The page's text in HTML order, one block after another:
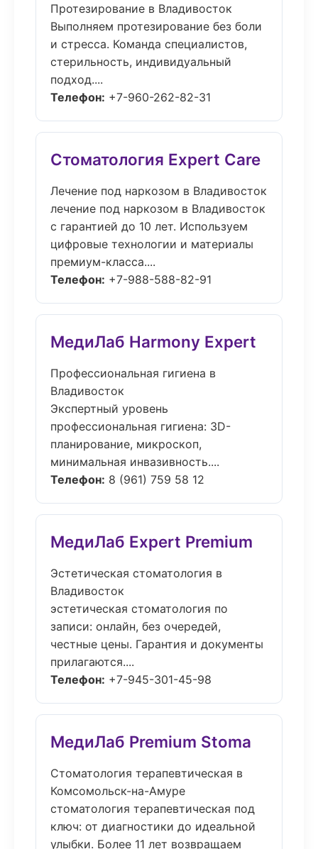
Протезирование в Владивосток
Выполняем протезирование без боли
и стресса. Команда специалистов,
стерильность, индивидуальный
подход....
Телефон: +7-960-262-82-31
Стоматология Expert Care
Лечение под наркозом в Владивосток
лечение под наркозом в Владивосток
с гарантией до 10 лет. Используем
цифровые технологии и материалы
премиум-класса....
Телефон: +7-988-588-82-91
МедиЛаб Harmony Expert
Профессиональная гигиена в
Владивосток
Экспертный уровень
профессиональная гигиена: 3D-
планирование, микроскоп,
минимальная инвазивность....
Телефон: 8 (961) 759 58 12
МедиЛаб Expert Premium
Эстетическая стоматология в
Владивосток
эстетическая стоматология по
записи: онлайн, без очередей,
честные цены. Гарантия и документы
прилагаются....
Телефон: +7-945-301-45-98
МедиЛаб Premium Stoma
Стоматология терапевтическая в
Комсомольск-на-Амуре
стоматология терапевтическая под
ключ: от диагностики до идеальной
улыбки. Более 11 лет возвращаем